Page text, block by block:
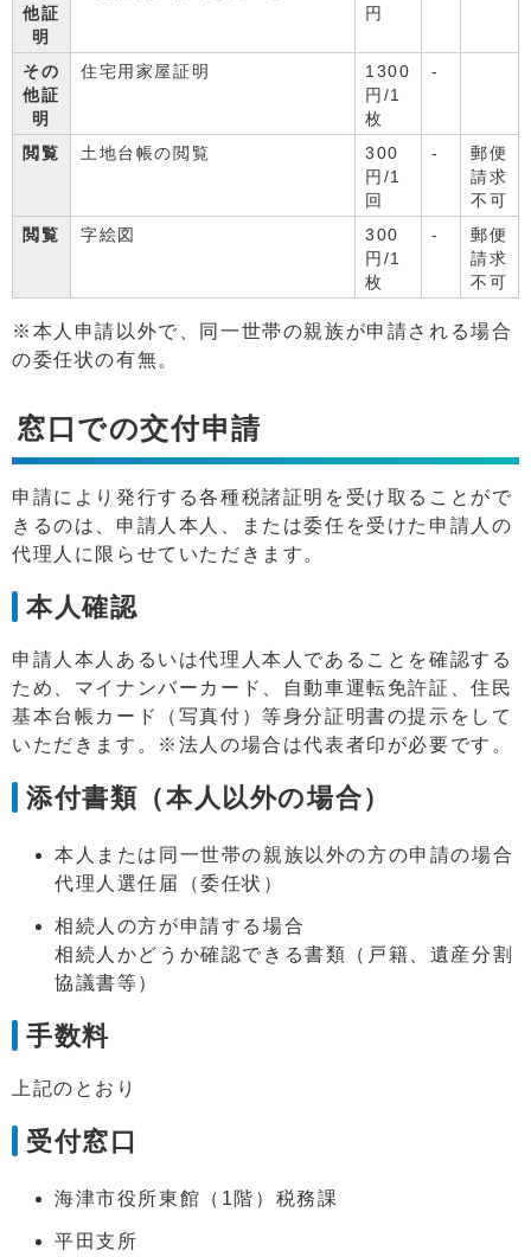
他証
明
円
その
他証
明
住宅用家屋証明
1300
円/1
枚
-
閲覧 土地台帳の閲覧
300
円/1
回
-
郵便
請求
不可
閲覧
字絵図
300
円/1
枚
-
郵便
請求
不可
※本人申請以外で、同一世帯の親族が申請される場合
の委任状の有無。
窓口での交付申請
申請により発行する各種税諸証明を受け取ることがで
きるのは、申請人本人、または委任を受けた申請人の
代理人に限らせていただきます。
本人確認
申請人本人あるいは代理人本人であることを確認する
ため、マイナンバーカード、自動車運転免許証、住民
基本台帳カード（写真付）等身分証明書の提示をして
いただきます。※法人の場合は代表者印が必要です。
添付書類（本人以外の場合）
本人または同一世帯の親族以外の方の申請の場合
代理人選任届（委任状）
相続人の方が申請する場合
相続人かどうか確認できる書類（戸籍、遺産分割
協議書等）
手数料
上記のとおり
受付窓口
海津市役所東館（1階）税務課
平田支所